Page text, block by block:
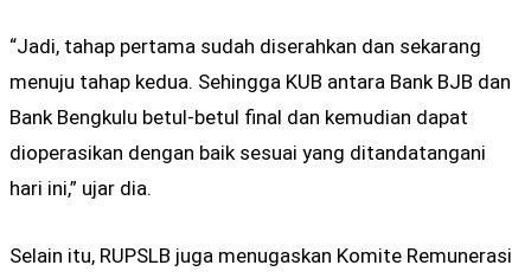
“Jadi, tahap pertama sudah diserahkan dan sekarang
menuju tahap kedua. Sehingga KUB antara Bank BJB dan
Bank Bengkulu betul-betul final dan kemudian dapat
dioperasikan dengan baik sesuai yang ditandatangani
hari ini,” ujar dia.
Selain itu, RUPSLB juga menugaskan Komite Remunerasi